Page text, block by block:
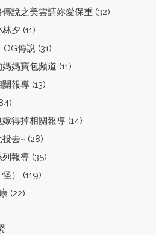
說之美雲請妳愛保重 (32)
夕 (11)
傳說 (31)
媽寶包頻道 (11)
報導 (13)
得掉相關報導 (14)
去~ (28)
報導 (35)
） (119)
(22)